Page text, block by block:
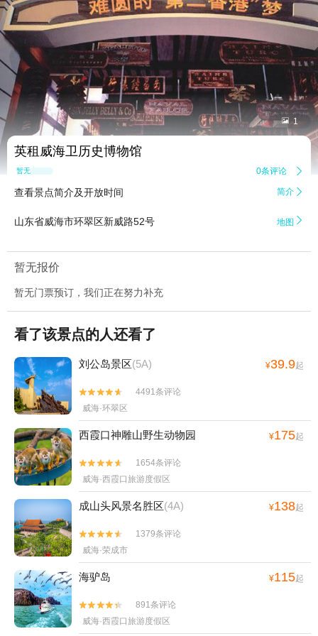
 1
英租威海卫历史博物馆
暂无点评 0条评论 
查看景点简介及开放时间 简介 
山东省威海市环翠区新威路52号 地图 
暂无报价
暂无门票预订，我们正在努力补充
看了该景点的人还看了
刘公岛景区(5A) ¥39.9起


4491条评论
威海·环翠区
西霞口神雕山野生动物园 ¥175起


1654条评论
威海·西霞口旅游度假区
成山头风景名胜区(4A) ¥138起


1379条评论
威海·荣成市
海驴岛 ¥115起


891条评论
威海·西霞口旅游度假区
